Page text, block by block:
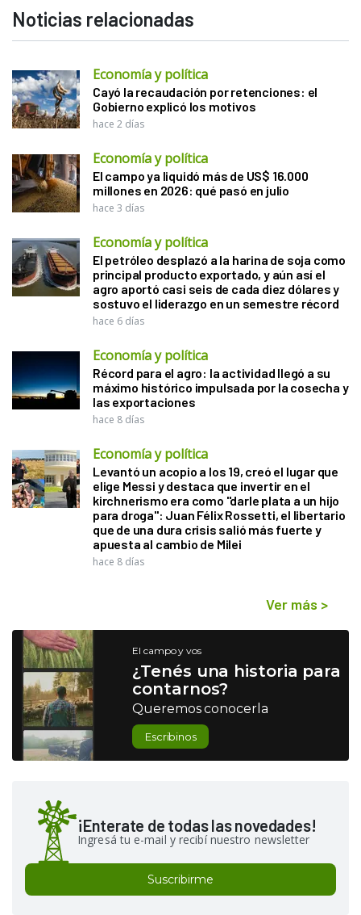
Noticias relacionadas
Economía y política
Cayó la recaudación por retenciones: el
Gobierno explicó los motivos
hace 2 días
Economía y política
El campo ya liquidó más de US$ 16.000
millones en 2026: qué pasó en julio
hace 3 días
Economía y política
El petróleo desplazó a la harina de soja como
principal producto exportado, y aún así el
agro aportó casi seis de cada diez dólares y
sostuvo el liderazgo en un semestre récord
hace 6 días
Economía y política
Récord para el agro: la actividad llegó a su
máximo histórico impulsada por la cosecha y
las exportaciones
hace 8 días
Economía y política
Levantó un acopio a los 19, creó el lugar que
elige Messi y destaca que invertir en el
kirchnerismo era como "darle plata a un hijo
para droga": Juan Félix Rossetti, el libertario
que de una dura crisis salió más fuerte y
apuesta al cambio de Milei
hace 8 días
Ver más >
El campo y vos
¿Tenés una historia para
contarnos?
Queremos conocerla
Escribinos
¡Enterate de todas las novedades!
Ingresá tu e-mail y recibí nuestro newsletter
Suscribirme